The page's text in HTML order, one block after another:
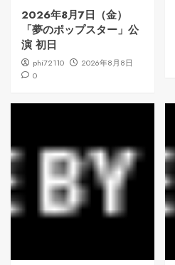
2026年8月7日（金）
「夢のポップスター」公
演 初日
phi72110
2026年8月8日
0